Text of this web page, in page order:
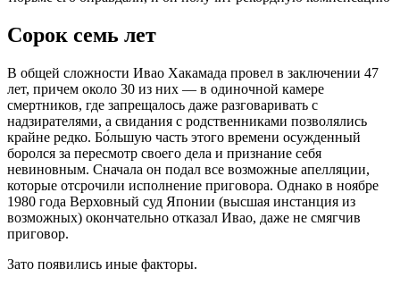
Сорок семь лет
В общей сложности Ивао Хакамада провел в заключении 47
лет, причем около 30 из них — в одиночной камере
смертников, где запрещалось даже разговаривать с
надзирателями, а свидания с родственниками позволялись
крайне редко. Бо́льшую часть этого времени осужденный
боролся за пересмотр своего дела и признание себя
невиновным. Сначала он подал все возможные апелляции,
которые отсрочили исполнение приговора. Однако в ноябре
1980 года Верховный суд Японии (высшая инстанция из
возможных) окончательно отказал Ивао, даже не смягчив
приговор.
Зато появились иные факторы.